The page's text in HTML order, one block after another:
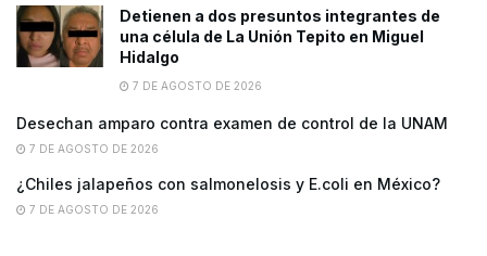
Detienen a dos presuntos integrantes de
una célula de La Unión Tepito en Miguel
Hidalgo
7 DE AGOSTO DE 2026
Desechan amparo contra examen de control de la UNAM
7 DE AGOSTO DE 2026
¿Chiles jalapeños con salmonelosis y E.coli en México?
7 DE AGOSTO DE 2026